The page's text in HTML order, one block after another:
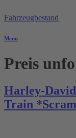
Inhalt
Fahrzeugbestand
Menü
Preis
Harley-
Train